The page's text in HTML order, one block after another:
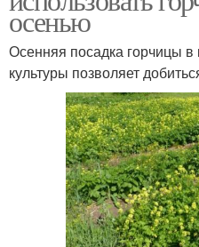
осенью
Осенняя посадка горчицы в
культуры позволяет